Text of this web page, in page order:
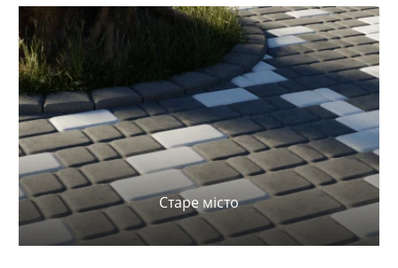
Старе місто